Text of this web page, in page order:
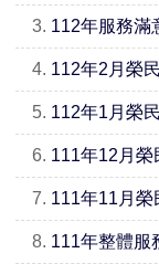
3. 112年服務滿
4. 112年2月榮
5. 112年1月榮
6. 111年12月榮
7. 111年11月榮
8. 111年整體服